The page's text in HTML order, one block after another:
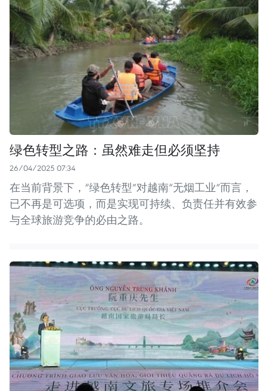
绿色转型之路：虽然难走但必须坚持
26/04/2025 07:34
在当前背景下，“绿色转型”对越南“无烟工业”而言，
已不再是可选项，而是实现可持续、负责任并有效参
与全球旅游竞争的必由之路。